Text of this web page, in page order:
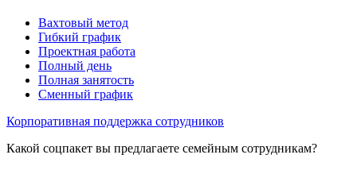
Вахтовый метод
Гибкий график
Проектная работа
Полный день
Полная занятость
Сменный график
Корпоративная поддержка сотрудников
Какой соцпакет вы предлагаете семейным сотрудникам?